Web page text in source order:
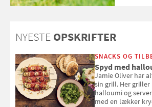
NYESTE OPSKRIFTER
SNACKS OG
Spyd med
Jamie Oliver har
sin grill. Her
halloumi og
med en lækker